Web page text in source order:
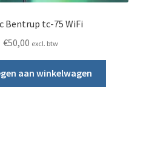
Bentrup tc-75 WiFi
€50,00 excl. btw
aan winkelwagen